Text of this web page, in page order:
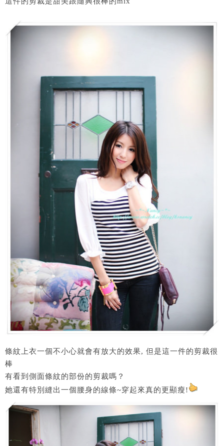
條紋上衣一個不小心就會有放大的效果, 但是這一件的剪裁很
棒
有看到側面條紋的部份的剪裁嗎？
她還有特別縫出一個腰身的線條~穿起來真的更顯瘦!